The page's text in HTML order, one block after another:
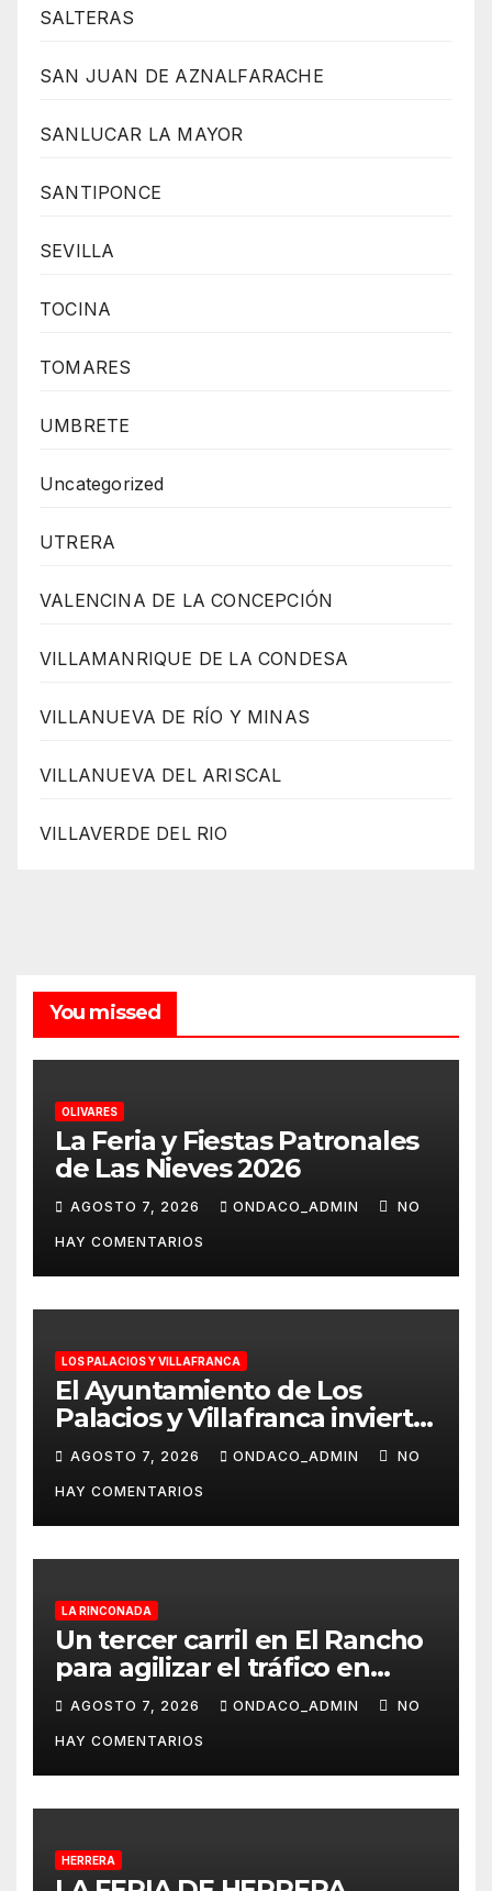
SALTERAS
SAN JUAN DE AZNALFARACHE
SANLUCAR LA MAYOR
SANTIPONCE
SEVILLA
TOCINA
TOMARES
UMBRETE
Uncategorized
UTRERA
VALENCINA DE LA CONCEPCIÓN
VILLAMANRIQUE DE LA CONDESA
VILLANUEVA DE RÍO Y MINAS
VILLANUEVA DEL ARISCAL
VILLAVERDE DEL RIO
You missed
OLIVARES
La Feria y Fiestas Patronales
de Las Nieves 2026
AGOSTO 7, 2026 ONDACO_ADMIN NO
HAY COMENTARIOS
LOS PALACIOS Y VILLAFRANCA
El Ayuntamiento de Los
Palacios y Villafranca invierte
más de 560.000 euros en la
mejora Pista de Atletismo
Rafael Curado Tejero con
nueva iluminación y la
colocación de césped
AGOSTO 7, 2026 ONDACO_ADMIN NO
HAY COMENTARIOS
LA RINCONADA
Un tercer carril en El Rancho
para agilizar el tráfico en
dirección a Alcalá del Río
desde La Rinconada
AGOSTO 7, 2026 ONDACO_ADMIN NO
HAY COMENTARIOS
HERRERA